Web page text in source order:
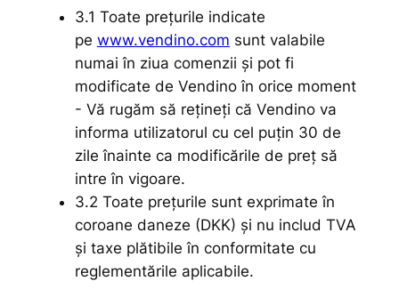
3.1 Toate prețurile indicate
pe www.vendino.com sunt valabile
numai în ziua comenzii și pot fi
modificate de Vendino în orice moment
- Vă rugăm să rețineți că Vendino va
informa utilizatorul cu cel puțin 30 de
zile înainte ca modificările de preț să
intre în vigoare.
3.2 Toate prețurile sunt exprimate în
coroane daneze (DKK) și nu includ TVA
și taxe plătibile în conformitate cu
reglementările aplicabile.